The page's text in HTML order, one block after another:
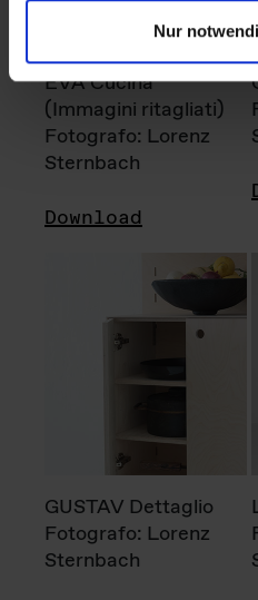
Nur
EVA Cucina
(Immagini ritagliati)
Fotografo: Lorenz
Sternbach
Download
GUSTAV Dettaglio
Fotografo: Lorenz
Sternbach